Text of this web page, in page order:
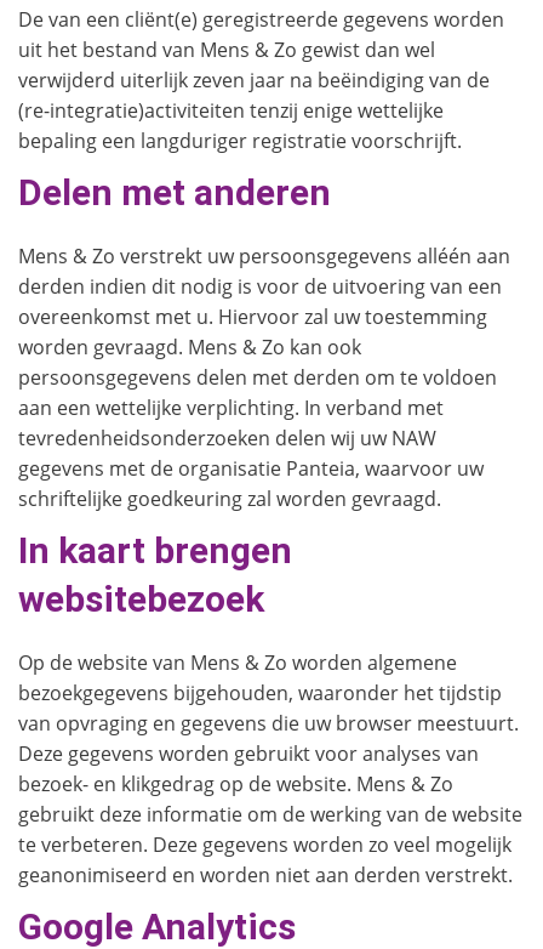
De van een cliënt(e) geregistreerde gegevens worden
uit het bestand van Mens & Zo gewist dan wel
verwijderd uiterlijk zeven jaar na beëindiging van de
(re-integratie)activiteiten tenzij enige wettelijke
bepaling een langduriger registratie voorschrijft.
Delen met anderen
Mens & Zo verstrekt uw persoonsgegevens alléén aan
derden indien dit nodig is voor de uitvoering van een
overeenkomst met u. Hiervoor zal uw toestemming
worden gevraagd. Mens & Zo kan ook
persoonsgegevens delen met derden om te voldoen
aan een wettelijke verplichting. In verband met
tevredenheidsonderzoeken delen wij uw NAW
gegevens met de organisatie Panteia, waarvoor uw
schriftelijke goedkeuring zal worden gevraagd.
In kaart brengen
websitebezoek
Op de website van Mens & Zo worden algemene
bezoekgegevens bijgehouden, waaronder het tijdstip
van opvraging en gegevens die uw browser meestuurt.
Deze gegevens worden gebruikt voor analyses van
bezoek- en klikgedrag op de website. Mens & Zo
gebruikt deze informatie om de werking van de website
te verbeteren. Deze gegevens worden zo veel mogelijk
geanonimiseerd en worden niet aan derden verstrekt.
Google Analytics